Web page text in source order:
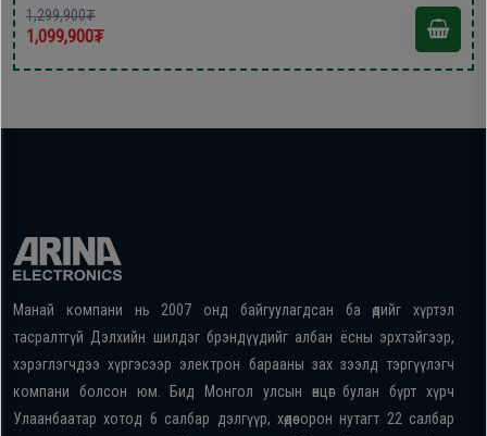
1,299,900₮
1,099,900₮
Манай компани нь 2007 онд байгуулагдсан ба өдийг хүртэл
тасралтгүй Дэлхийн шилдэг брэндүүдийг албан ёсны эрхтэйгээр,
хэрэглэгчдээ хүргэсээр электрон барааны зах зээлд тэргүүлэгч
компани болсон юм. Бид Монгол улсын өнцөг булан бүрт хүрч
Улаанбаатар хотод 6 салбар дэлгүүр, хөдөө орон нутагт 22 салбар